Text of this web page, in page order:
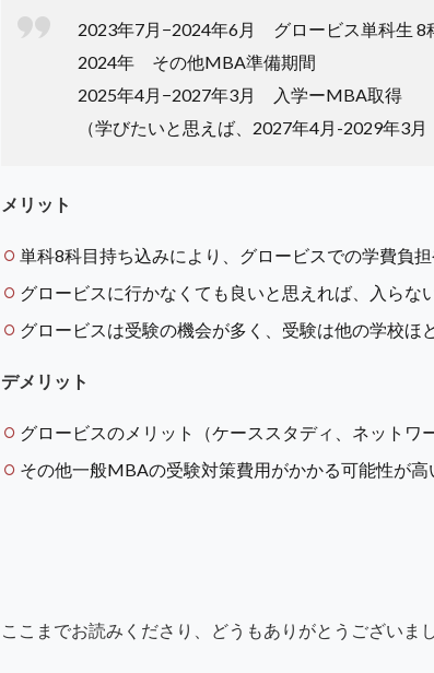
2023年7月−2024年6月 グロービス単科生 8
2024年 その他MBA準備期間
2025年4月−2027年3月 入学ーMBA取得
（学びたいと思えば、2027年4月-2029年3
メリット
単科8科目持ち込みにより、グロービスでの学費負
グロービスに行かなくても良いと思えれば、入らな
グロービスは受験の機会が多く、受験は他の学校ほ
デメリット
グロービスのメリット（ケーススタディ、ネットワ
その他一般MBAの受験対策費用がかかる可能性が
ここまでお読みくださり、どうもありがとうございまし